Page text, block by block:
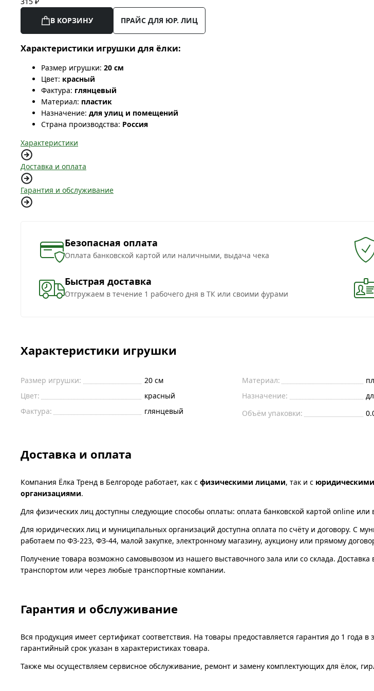
В КОРЗИНУ
ПРАЙС ДЛЯ ЮР. ЛИЦ
Характеристики игрушки для ёлки:
Размер игрушки: 20 см
Цвет: красный
Фактура: глянцевый
Материал: пластик
Назначение: для улиц и помещений
Страна производства: Россия
Характеристики
Доставка и оплата
Гарантия и обслуживание
Безопасная оплата
Оплата банковской картой или наличными, выдача чека
Быстрая доставка
Отгружаем в течение 1 рабочего дня в ТК или своими фурами
Характеристики игрушки
Размер игрушки:
20 см
Цвет:
красный
Фактура:
глянцевый
Материал:
Назначение:
Объём упаковки:
Доставка и оплата
Компания Ёлка Тренд в Белгороде работает, как с физическими лицами, так и с
организациями.
Для физических лиц доступны следующие способы оплаты: оплата банковской картой online или
Для юридических лиц и муниципальных организаций доступна оплата по счёту и договору. С
работаем по ФЗ-223, ФЗ-44, малой закупке, электронному магазину, аукциону или прямому
Получение товара возможно самовывозом из нашего выставочного зала или со склада.
транспортом или через любые транспортные компании.
Гарантия и обслуживание
Вся продукция имеет сертификат соответствия. На товары предоставляется гарантия до 1 года
гарантийный срок указан в характеристиках товара.
Также мы осуществляем сервисное обслуживание, ремонт и замену комплектующих для ёлок,